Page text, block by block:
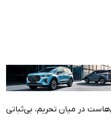
در میان تحریم، بی‌ثباتی